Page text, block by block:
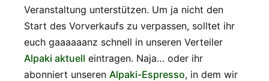
Veranstaltung unterstützen. Um ja nicht den
Start des Vorverkaufs zu verpassen, solltet ihr
euch gaaaaaanz schnell in unseren Verteiler
Alpaki aktuell eintragen. Naja… oder ihr
abonniert unseren Alpaki-Espresso, in dem wir